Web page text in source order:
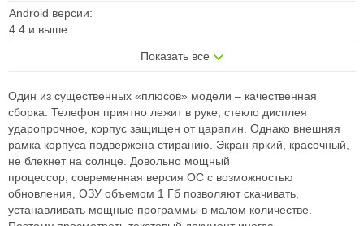
Android версии:
4.4 и выше
Показать все
Один из существенных «плюсов» модели – качественная
сборка. Телефон приятно лежит в руке, стекло дисплея
ударопрочное, корпус защищен от царапин. Однако внешняя
рамка корпуса подвержена стиранию. Экран яркий, красочный,
не блекнет на солнце. Довольно мощный
процессор, современная версия ОС с возможностью
обновления, ОЗУ объемом 1 Гб позволяют скачивать,
устанавливать мощные программы в малом количестве.